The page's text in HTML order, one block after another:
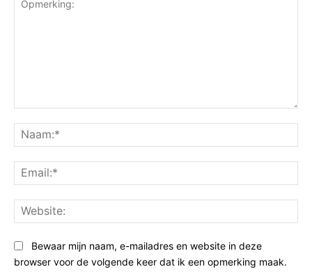
Bewaar mijn naam, e-mailadres en website in deze
browser voor de volgende keer dat ik een opmerking maak.